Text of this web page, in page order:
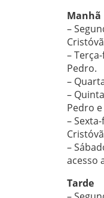
Manhã
–
–
Pedro.
–
–
Pedro
–
–
acesso
Tarde